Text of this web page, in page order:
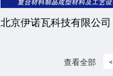
济南金利德机械有限公司
查看全部 <